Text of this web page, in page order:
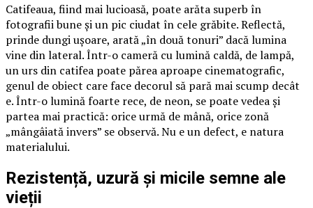
Catifeaua, fiind mai lucioasă, poate arăta superb în
fotografii bune și un pic ciudat în cele grăbite. Reflectă,
prinde dungi ușoare, arată „în două tonuri” dacă lumina
vine din lateral. Într-o cameră cu lumină caldă, de lampă,
un urs din catifea poate părea aproape cinematografic,
genul de obiect care face decorul să pară mai scump decât
e. Într-o lumină foarte rece, de neon, se poate vedea și
partea mai practică: orice urmă de mână, orice zonă
„mângâiată invers” se observă. Nu e un defect, e natura
materialului.
Rezistență, uzură și micile semne ale
vieții